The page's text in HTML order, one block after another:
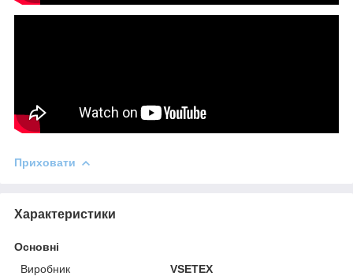
Приховати
Характеристики
Основні
Виробник
VSETEX